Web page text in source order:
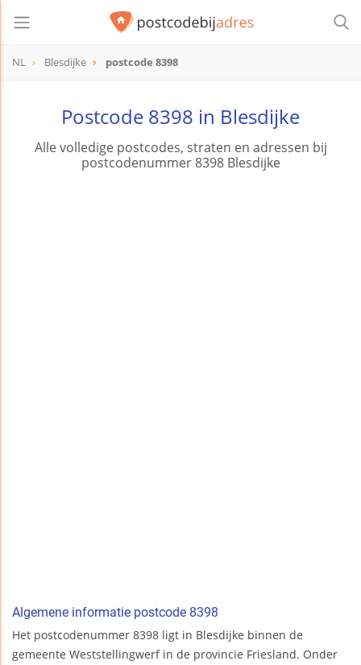
NL Blesdijke postcode 8398
Postcode 8398 in Blesdijke
Alle volledige postcodes, straten en adressen bij
postcodenummer 8398 Blesdijke
Algemene informatie postcode 8398
Het postcodenummer 8398 ligt in Blesdijke binnen de
gemeente Weststellingwerf in de provincie Friesland. Onder